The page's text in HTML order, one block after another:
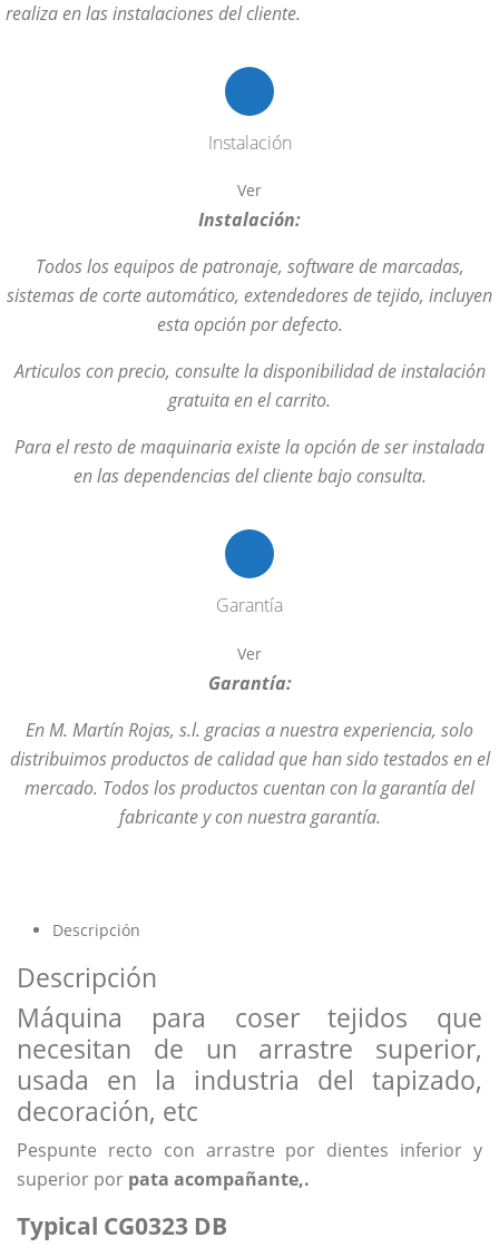
realiza en las instalaciones del cliente.
Instalación
Ver
Instalación:
Todos los equipos de patronaje, software de marcadas,
sistemas de corte automático, extendedores de tejido, incluyen
esta opción por defecto.
Articulos con precio, consulte la disponibilidad de instalación
gratuita en el carrito.
Para el resto de maquinaria existe la opción de ser instalada
en las dependencias del cliente bajo consulta.
Garantía
Ver
Garantía:
En M. Martín Rojas, s.l. gracias a nuestra experiencia, solo
distribuimos productos de calidad que han sido testados en el
mercado. Todos los productos cuentan con la garantía del
fabricante y con nuestra garantía.
Descripción
Descripción
Máquina para coser tejidos que
necesitan de un arrastre superior,
usada en la industria del tapizado,
decoración, etc
Pespunte recto con arrastre por dientes inferior y
superior por pata acompañante,.
Typical CG0323 DB